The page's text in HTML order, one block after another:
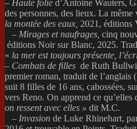
– Haute folie d’Antoine Wauters,
des personnes, des lieux. La même
la montée des eaux, 2021, éditions
– Mirages et naufrages, cinq
éditions Noir sur Blanc, 2025.
« la mer est toujours présente,
– Combats de filles de Ruth
premier roman, traduit de
suit 8 filles de 16 ans, cabossées,
vers Reno. On apprend ce qu’elles
on ressent avec elles » dit M.C.
– Invasion de Luke Rhinehart,